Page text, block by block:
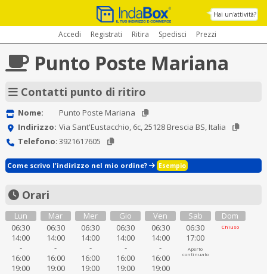
Hai un'attività?
Accedi Registrati Ritira Spedisci Prezzi
Punto Poste Mariana
Contatti punto di ritiro
Nome:
Punto Poste Mariana
Indirizzo: Via Sant'Eustacchio, 6c, 25128 Brescia BS, Italia
Telefono:3921617605
Come scrivo l'indirizzo nel mio ordine? Esempio
Orari
Lun
06:30
14:00
-
16:00
19:00
Mar
06:30
14:00
-
16:00
19:00
Mer
06:30
14:00
-
16:00
19:00
Gio
06:30
14:00
-
16:00
19:00
Ven
06:30
14:00
-
16:00
19:00
Sab
06:30
17:00
Aperto
continuato
Dom
Chiuso